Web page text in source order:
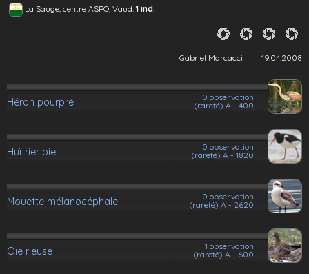
La Sauge, centre ASPO, Vaud: 1 ind.
Gabriel Marcacci 19.04.2008
Héron pourpré
0 observation
(rareté) A - 400
Huîtrier pie
0 observation
(rareté) A - 1820
Mouette mélanocéphale
0 observation
(rareté) A - 2620
Oie rieuse
1 observation
(rareté) A - 600